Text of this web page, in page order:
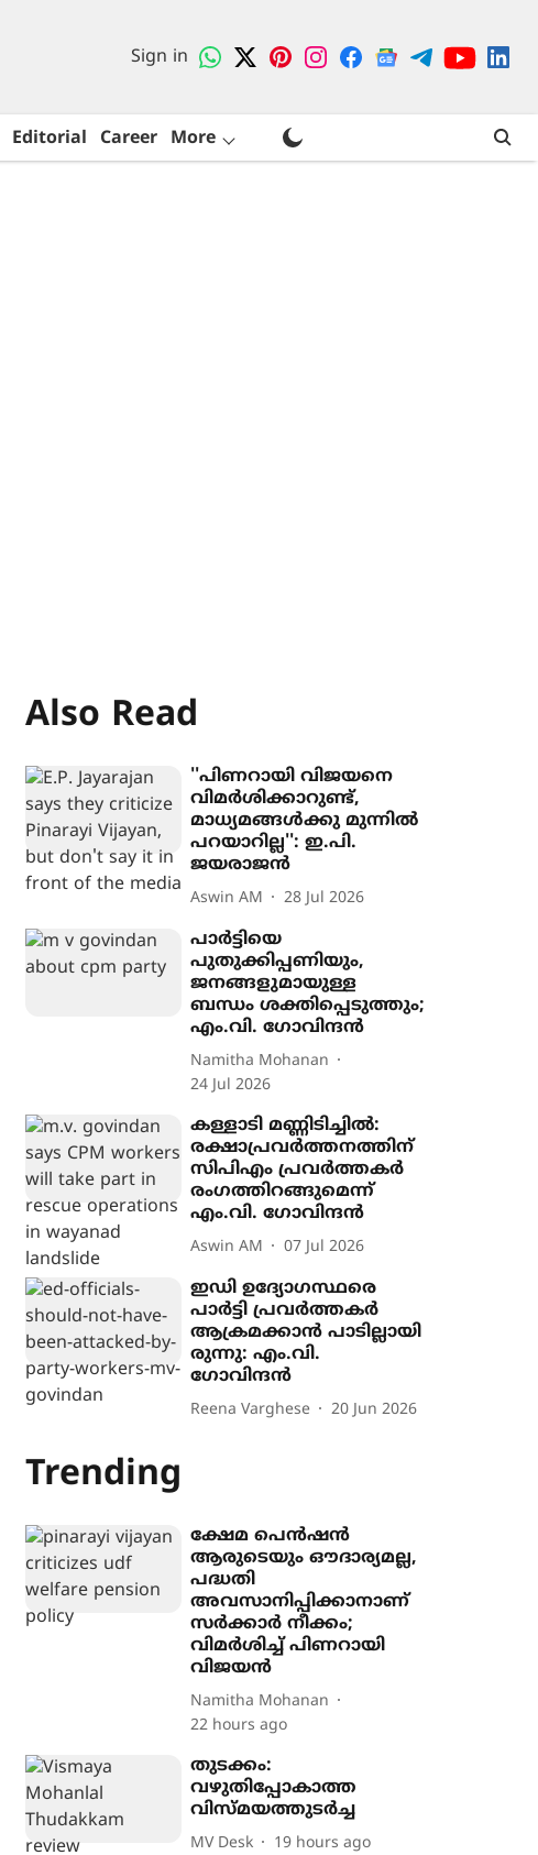
Sign in
Editorial Career More
Also Read
''പിണറായി വിജയനെ
വിമർശിക്കാറുണ്ട്,
മാധ‍്യമങ്ങൾക്കു മുന്നിൽ
പറയാറില്ല'': ഇ.പി.
ജയരാജൻ
Aswin AM 28 Jul 2026
പാർട്ടിയെ
പുതുക്കിപ്പണിയും,
ജനങ്ങളുമായുള്ള
ബന്ധം ശക്തിപ്പെടുത്തും;
എം.വി. ​ഗോവിന്ദൻ
Namitha Mohanan
24 Jul 2026
കള്ളാടി മണ്ണിടിച്ചിൽ:
രക്ഷാപ്രവർത്തനത്തിന്
സിപിഎം പ്രവർത്തകർ
രംഗത്തിറങ്ങുമെന്ന്
എം.വി. ഗോവിന്ദൻ
Aswin AM 07 Jul 2026
ഇഡി ഉദ്യോഗസ്ഥരെ
പാർട്ടി പ്രവർത്തക​ർ
ആക്രമക്കാൻ പാടില്ലാ​യി​
രു​ന്നു: എം.വി.
ഗോവിന്ദൻ
Reena Varghese 20 Jun 2026
Trending
ക്ഷേമ പെൻഷൻ
ആരുടെയും ഔദാര്യമല്ല,
പദ്ധതി
അവസാനിപ്പിക്കാനാണ്
സർക്കാർ നീക്കം;
വിമർശിച്ച് പിണറായി
വിജയൻ
Namitha Mohanan
22 hours ago
തുടക്കം:
വഴുതിപ്പോകാത്ത
വിസ്മയത്തുടർച്ച
MV Desk 19 hours ago